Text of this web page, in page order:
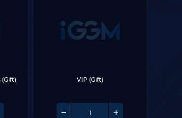
VIP (Gift)